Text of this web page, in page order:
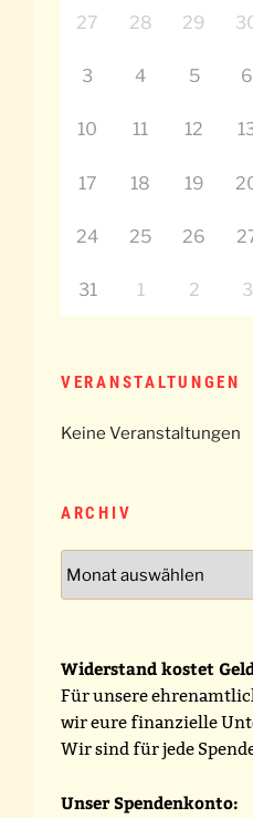
27 28 29
3 4 5 6
10 11 12
17 18 19
24 25 26
31 1 2 3
VERANSTALTUNGEN
Keine Veranstaltungen
ARCHIV
Widerstand kostet
Für unsere
wir eure finanzielle
Wir sind für jede
Unser Spendenkonto: